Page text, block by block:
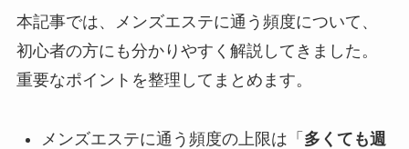
本記事では、メンズエステに通う頻度について、
初心者の方にも分かりやすく解説してきました。
重要なポイントを整理してまとめます。
メンズエステに通う頻度の上限は「 多くても週